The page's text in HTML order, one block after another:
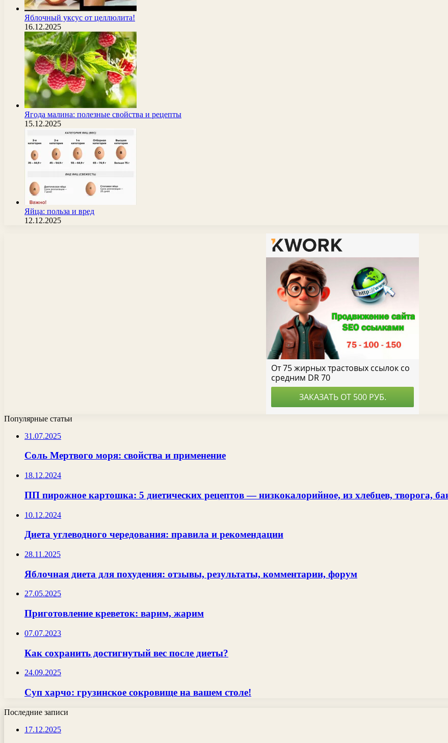
Яблочный уксус от целлюлита!
16.12.2025
Ягода малина: полезные свойства и рецепты
15.12.2025
Яйца: польза и вред
12.12.2025
Популярные статьи
31.07.2025
Соль Мертвого моря: свойства и применение
18.12.2024
ПП пирожное картошка: 5 диетических рецептов — низкокалорийное, из хлебцев, творога,
10.12.2024
Диета углеводного чередования: правила и рекомендации
28.11.2025
Яблочная диета для похудения: отзывы, результаты, комментарии, форум
27.05.2025
Приготовление креветок: варим, жарим
07.07.2023
Как сохранить достигнутый вес после диеты?
24.09.2025
Суп харчо: грузинское сокровище на вашем столе!
Последние записи
17.12.2025